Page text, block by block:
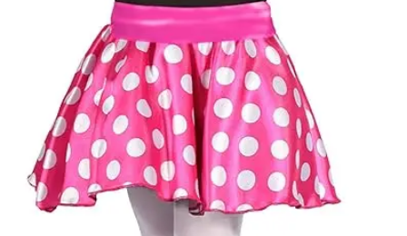
Egyéb
a jelmezek nem
tartalmazzák a
kiegészítőket,
például harisnya,
ékszer, cipő,
paróka, kesztyű,
kardok, kemény
kalapok,
varázspálca,